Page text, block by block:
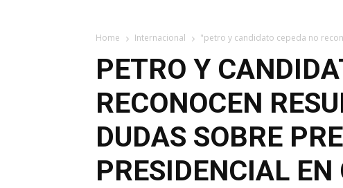
Home Internacional "petro y candidato cepeda no
PETRO Y
RECONOCEN
DUDAS SOBRE
PRESIDENCIAL